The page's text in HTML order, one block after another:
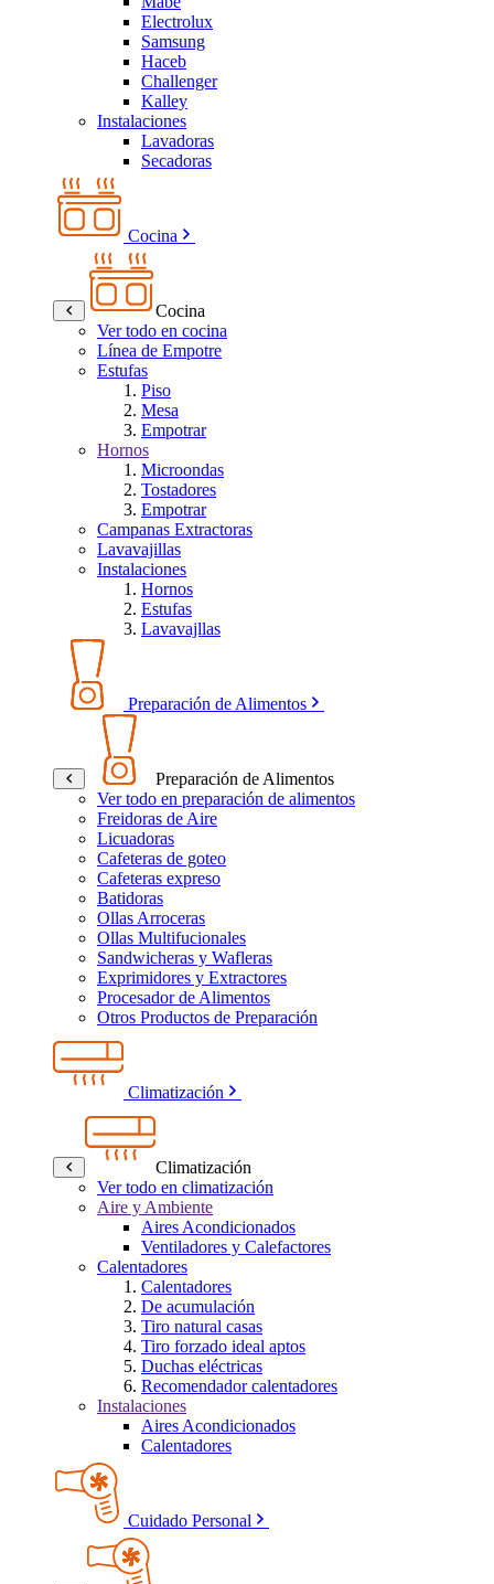
Electrolux
Samsung
Haceb
Challenger
Kalley
Instalaciones
Lavadoras
Secadoras
Cocina
Cocina
Ver todo en cocina
Línea de Empotre
Estufas
Piso
Mesa
Empotrar
Hornos
Microondas
Tostadores
Empotrar
Campanas Extractoras
Lavavajillas
Instalaciones
Hornos
Estufas
Lavavajllas
Preparación de Alimentos
Preparación de Alimentos
Ver todo en preparación de alimentos
Freidoras de Aire
Licuadoras
Cafeteras de goteo
Cafeteras expreso
Batidoras
Ollas Arroceras
Ollas Multifucionales
Sandwicheras y Wafleras
Exprimidores y Extractores
Procesador de Alimentos
Otros Productos de Preparación
Climatización
Climatización
Ver todo en climatización
Aire y Ambiente
Aires Acondicionados
Ventiladores y Calefactores
Calentadores
Calentadores
De acumulación
Tiro natural casas
Tiro forzado ideal aptos
Duchas eléctricas
Recomendador calentadores
Instalaciones
Aires Acondicionados
Calentadores
Cuidado Personal